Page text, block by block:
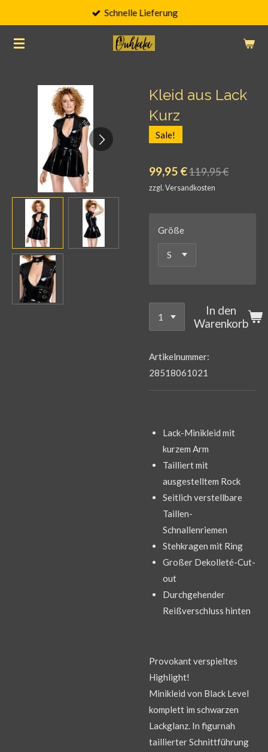
springen
Schnelle Lieferung
Kleid aus Lack
Kurz
Sale!
99,95 €119,95 €
zzgl. Versandkosten
Größe
In den
Warenkorb
Artikelnummer:
28518061021
Lack-Minikleid mit
kurzem Arm
Tailliert mit
ausgestelltem Rock
Seitlich verstellbare
Taillen-
Schnallenriemen
Stehkragen mit Ring
Großer Dekolleté-Cut-
out
Durchgehender
Reißverschluss hinten
Provokant verspieltes
Highlight!
Minikleid von Black Level
komplett im schwarzen
Lackglanz. In figurnah
taillierter Schnittführung